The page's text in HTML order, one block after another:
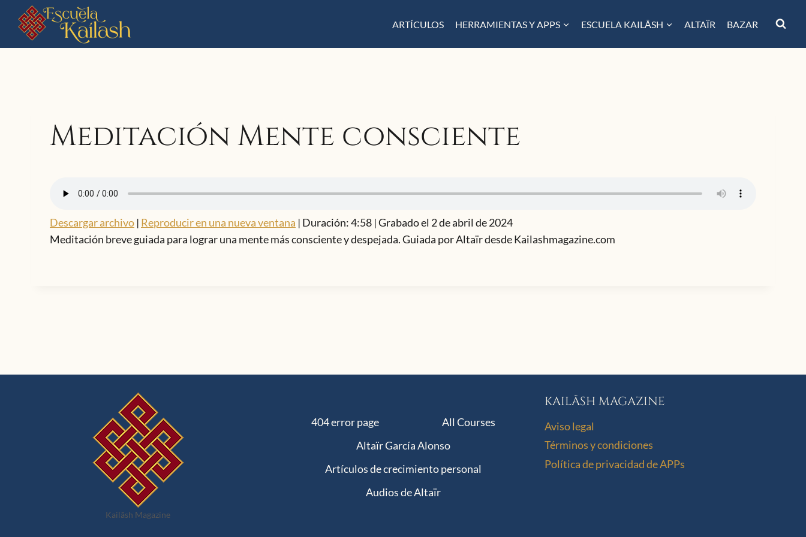
Saltar
contenido
ARTÍCULOS HERRAMIENTAS Y APPS ESCUELA KAILĀSH ALTAÏR BAZAR
Meditación Mente consciente
Descargar archivo | Reproducir en una nueva ventana | Duración: 4:58 |Grabado el 2 de abril de 2024
Meditación breve guiada para lograr una mente más consciente y despejada. Guiada por Altaïr desde Kailashmagazine.com
Kailãsh Magazine
404 error page
All Courses
Altaïr García Alonso
Artículos de crecimiento personal
Audios de Altaïr
KAILÃSH MAGAZINE
Aviso legal
Términos y condiciones
Política de privacidad de APPs